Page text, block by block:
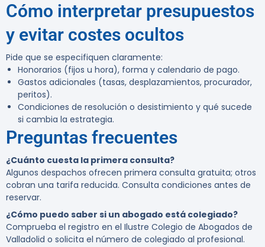
Cómo interpretar presupuestos
y evitar costes ocultos
Pide que se especifiquen claramente:
Honorarios (fijos u hora), forma y calendario de pago.
Gastos adicionales (tasas, desplazamientos, procurador,
peritos).
Condiciones de resolución o desistimiento y qué sucede
si cambia la estrategia.
Preguntas frecuentes
¿Cuánto cuesta la primera consulta?
Algunos despachos ofrecen primera consulta gratuita; otros
cobran una tarifa reducida. Consulta condiciones antes de
reservar.
¿Cómo puedo saber si un abogado está colegiado?
Comprueba el registro en el Ilustre Colegio de Abogados de
Valladolid o solicita el número de colegiado al profesional.